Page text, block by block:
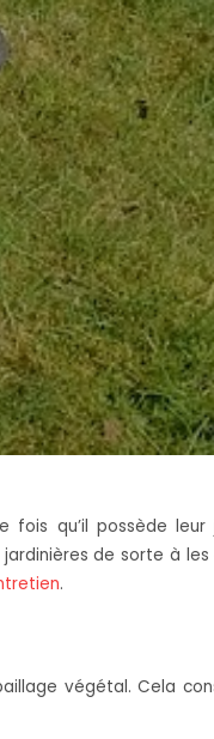
fois qu’il possède leur
de sorte à
.
végétal. Cela